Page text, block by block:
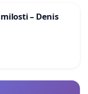
– Denis